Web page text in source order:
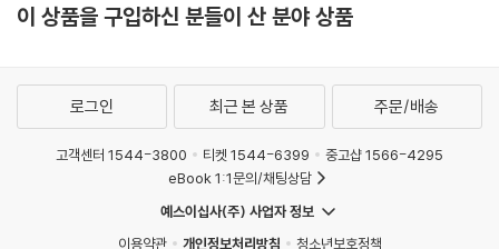
택을 부탁드립니다.
탁드립니다.
이 상품을 구입하신 분들이 산 분야 상품
로그인 최근 본 상품 주문/배송
고객센터 1544-3800 티켓 1544-6399
중고샵 1566-4295
eBook 1:1문의/채팅상담
예스이십사(주) 사업자 정보
이용약관
개인정보처리방침 청소년보호정책